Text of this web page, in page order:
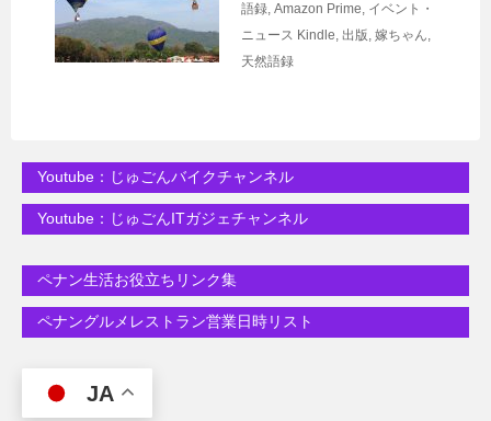
語録, Amazon Prime, イベント・
ニュース Kindle, 出版, 嫁ちゃん,
天然語録
Youtube：じゅごんバイクチャンネル
Youtube：じゅごんITガジェチャンネル
ペナン生活お役立ちリンク集
ペナングルメレストラン営業日時リスト
JA